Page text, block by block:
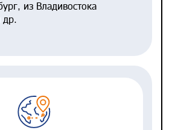
из Владивостока
др.